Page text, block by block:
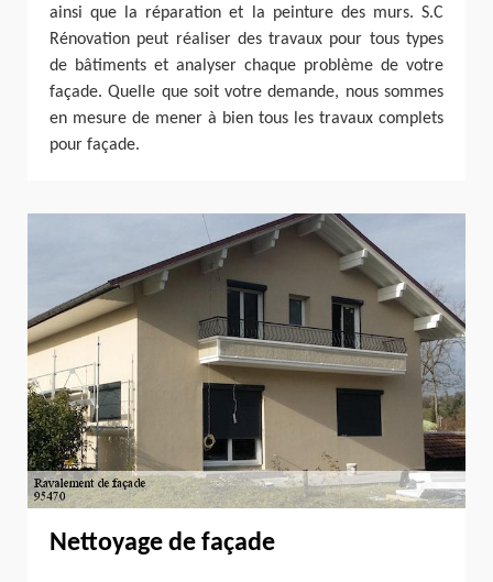
ainsi que la réparation et la peinture des murs. S.C
Rénovation peut réaliser des travaux pour tous types
de bâtiments et analyser chaque problème de votre
façade. Quelle que soit votre demande, nous sommes
en mesure de mener à bien tous les travaux complets
pour façade.
Nettoyage de façade